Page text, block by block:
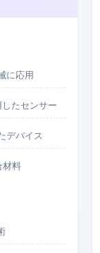
に応用
たセンサー
デバイス
材料